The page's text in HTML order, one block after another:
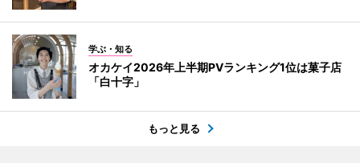
学ぶ・知る
オカケイ2026年上半期PVランキング1位は菓子店
「白十字」
もっと見る